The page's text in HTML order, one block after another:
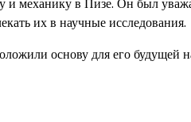
их в научные исследования.
основу для его будущей